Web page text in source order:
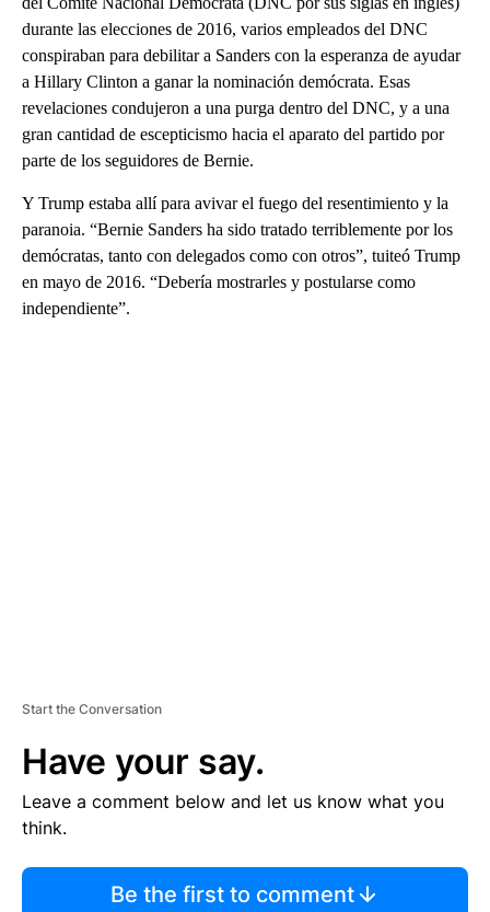
durante las elecciones de 2016, varios empleados del DNC
conspiraban para debilitar a Sanders con la esperanza de ayudar
a Hillary Clinton a ganar la nominación demócrata. Esas
revelaciones condujeron a una purga dentro del DNC, y a una
gran cantidad de escepticismo hacia el aparato del partido por
parte de los seguidores de Bernie.
Y Trump estaba allí para avivar el fuego del resentimiento y la
paranoia. “Bernie Sanders ha sido tratado terriblemente por los
demócratas, tanto con delegados como con otros”, tuiteó Trump
en mayo de 2016. “Debería mostrarles y postularse como
independiente”.
Start the Conversation
Have your say.
Leave a comment below and let us know what you
think.
Be the first to comment